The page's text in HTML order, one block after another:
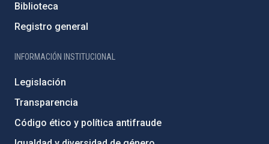
Biblioteca
Registro general
INFORMACIÓN INSTITUCIONAL
Legislación
Transparencia
Código ético y política antifraude